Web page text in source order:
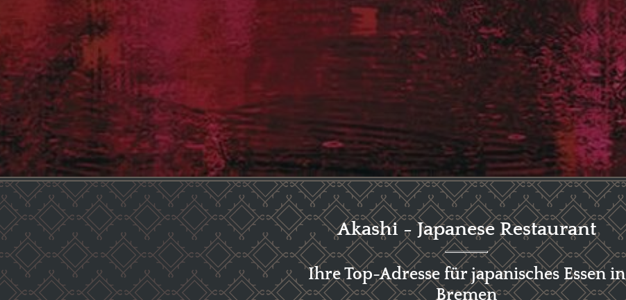
Akashi - Japanese Restaurant
Ihre Top-Adresse für japanisches Essen in
Bremen